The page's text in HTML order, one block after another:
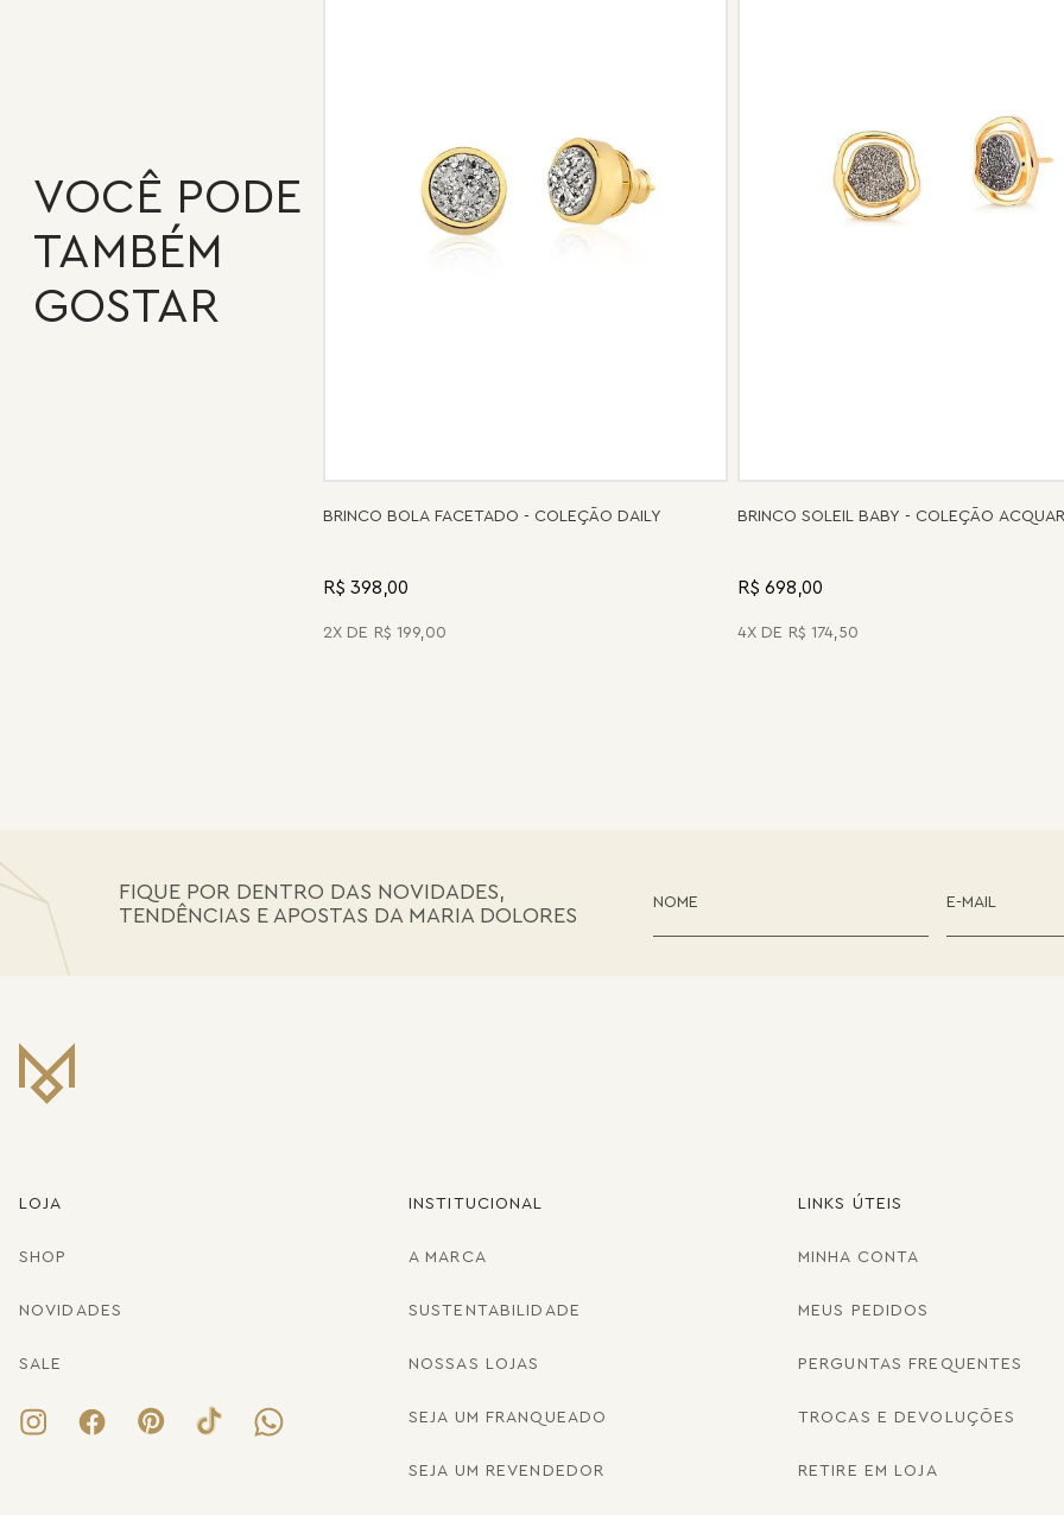
VOCÊ PODE
TAMBÉM
GOSTAR
BRINCO BOLA FACETADO - COLEÇÃO DAILY
R$ 398,00
2 R$ 199,00
BRINCO SOLEIL BABY - COLEÇÃO
R$ 698,00
4 R$ 174,50
FIQUE POR DENTRO DAS NOVIDADES,
TENDÊNCIAS E APOSTAS DA MARIA DOLORES
LOJA
SHOP
NOVIDADES
SALE
INSTITUCIONAL
A MARCA
SUSTENTABILIDADE
NOSSAS LOJAS
SEJA UM FRANQUEADO
SEJA UM REVENDEDOR
LINKS ÚTEIS
MINHA CONTA
MEUS PEDIDOS
PERGUNTAS FREQUENTES
TROCAS E DEVOLUÇÕES
RETIRE EM LOJA